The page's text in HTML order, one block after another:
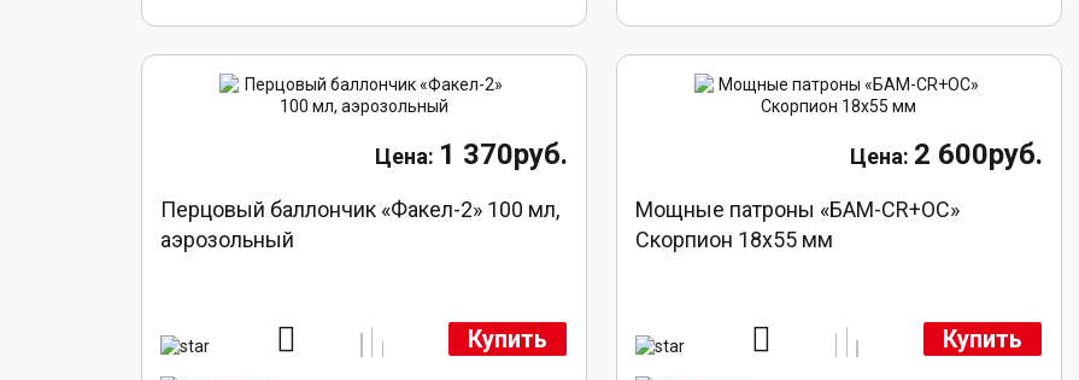
1 370руб.
Перцовый баллончик «Факел-2» 100 мл,
аэрозольный
Купить
2 600руб.
Мощные патроны «БАМ-CR+ОС»
Скорпион 18х55 мм
Купить